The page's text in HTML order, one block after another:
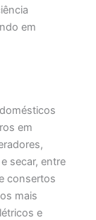
em
em
secar, entre
consertos
mais
e